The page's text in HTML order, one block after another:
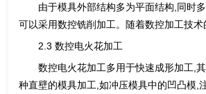
由于模具外部结构多为平面结构,同时
可以采用数控铣削加工。随着数控加工技
2.3 数控电火花加工
数控电火花加工多用于快速成形加工,
种直壁的模具加工,如冲压模具中的凹凸模,